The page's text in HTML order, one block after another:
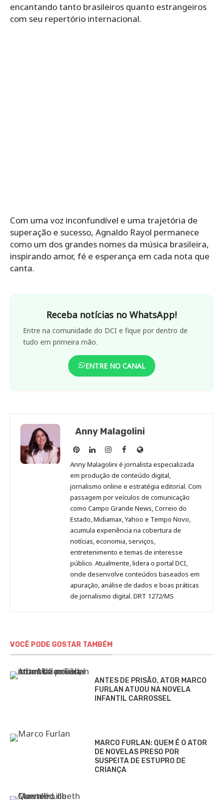
encantando tanto brasileiros quanto estrangeiros
com seu repertório internacional.
Com uma voz inconfundível e uma trajetória de
superação e sucesso, Agnaldo Rayol permanece
como um dos grandes nomes da música brasileira,
inspirando amor, fé e esperança em cada nota que
canta.
Receba notícias no WhatsApp!
Entre na comunidade do DCI e fique por dentro de
tudo em primeira mão.
ENTRE NO CANAL
Anny Malagolini
Anny
Malagolini
no
Pinterest
Anny
Malagolini
no
LinkedIn
Anny
Malagolini
no
Instagram
Anny
Malagolini
no
Facebook
Site
de
Anny
Malagolini
Anny Malagolini é jornalista especializada
em produção de conteúdo digital,
jornalismo online e estratégia editorial. Com
passagem por veículos de comunicação
como Campo Grande News, Correio do
Estado, Midiamax, Yahoo e Tempo Novo,
acumula experiência na cobertura de
notícias, economia, serviços,
entretenimento e temas de interesse
público. Atualmente, lidera o portal DCI,
onde desenvolve conteúdos baseados em
apuração, análise de dados e boas práticas
de jornalismo digital. DRT 1272/MS
VOCÊ PODE GOSTAR TAMBÉM
ANTES DE PRISÃO, ATOR MARCO
FURLAN ATUOU NA NOVELA
INFANTIL CARROSSEL
MARCO FURLAN: QUEM É O ATOR
DE NOVELAS PRESO POR
SUSPEITA DE ESTUPRO DE
CRIANÇA